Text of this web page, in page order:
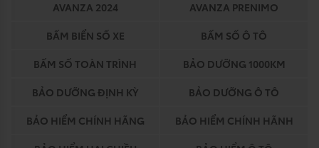
AVANZA 2024
AVANZA PRENIMO
BẤM BIỂN SỐ XE
BẤM SỐ Ô TÔ
BẤM SỐ TOÀN TRÌNH
BẢO DƯỠNG 1000KM
BẢO DƯỠNG ĐỊNH KỲ
BẢO DƯỠNG Ô TÔ
BẢO HIỂM CHÍNH HÃNG
BẢO HIỂM CHÍNH HÃNH